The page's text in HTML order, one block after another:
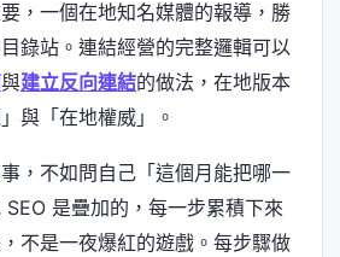
，一個在地知名媒體的報導，勝
錄站。連結經營的完整邏輯可以
與建立反向連結的做法，在地版本
與「在地權威」。
，不如問自己「這個月能把哪一
是疊加的，每一步累積下來
不是一夜爆紅的遊戲。每步驟做